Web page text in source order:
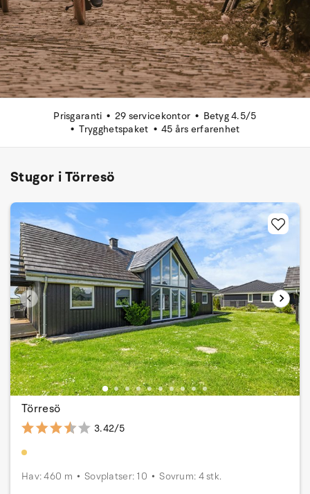
Prisgaranti 29 servicekontor
Betyg 4.5/5
Trygghetspaket
45 års erfarenhet
Stugor i Törresö
Törresö
3.42/5
Hav: 460 m Sovplatser: 10 Sovrum: 4 stk.